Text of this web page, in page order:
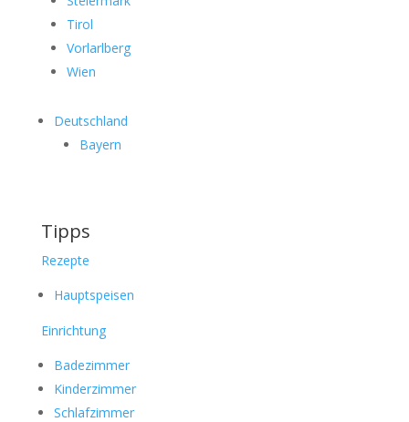
Tirol
Vorlarlberg
Wien
Deutschland
Bayern
Tipps
Rezepte
Hauptspeisen
Einrichtung
Badezimmer
Kinderzimmer
Schlafzimmer